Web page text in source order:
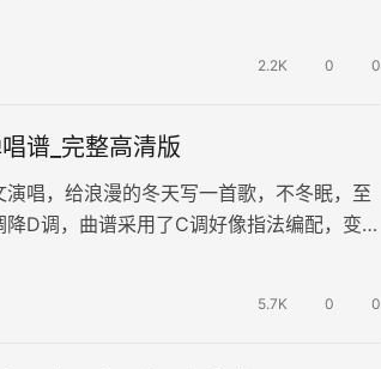
2.2K 0 0
谱_完整高清版
唱，给浪漫的冬天写一首歌，不冬眠，至
D调，曲谱采用了C调好像指法编配，变调
5.7K 0 0